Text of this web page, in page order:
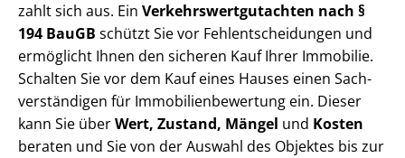
zahlt sich aus. Ein Ver­kehrs­wert­gut­ach­ten nach §
194 BauGB schützt Sie vor Fehl­ent­schei­dun­gen und
ermöglicht Ihnen den sicheren Kauf Ihrer Immobilie.
Schalten Sie vor dem Kauf eines Hauses einen Sach­
ver­stän­di­gen für Im­mo­bi­li­en­be­wer­tung ein. Dieser
kann Sie überWert, Zustand, Mängel und Kosten
beraten und Sie von der Auswahl des Objektes bis zur